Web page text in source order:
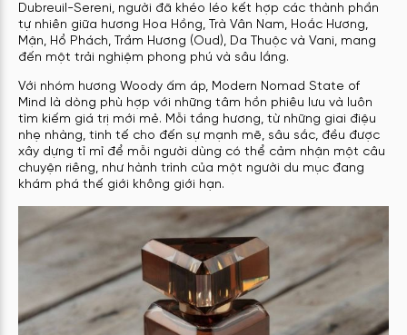
Dubreuil-Sereni, người đã khéo léo kết hợp các thành phần
tự nhiên giữa hương Hoa Hồng, Trà Vân Nam, Hoắc Hương,
Mận, Hổ Phách, Trầm Hương (Oud), Da Thuộc và Vani, mang
đến một trải nghiệm phong phú và sâu lắng.
Với nhóm hương Woody ấm áp, Modern Nomad State of
Mind là dòng phù hợp với những tâm hồn phiêu lưu và luôn
tìm kiếm giá trị mới mẻ. Mỗi tầng hương, từ những giai điệu
nhẹ nhàng, tinh tế cho đến sự mạnh mẽ, sâu sắc, đều được
xây dựng tỉ mỉ để mỗi người dùng có thể cảm nhận một câu
chuyện riêng, như hành trình của một người du mục đang
khám phá thế giới không giới hạn.